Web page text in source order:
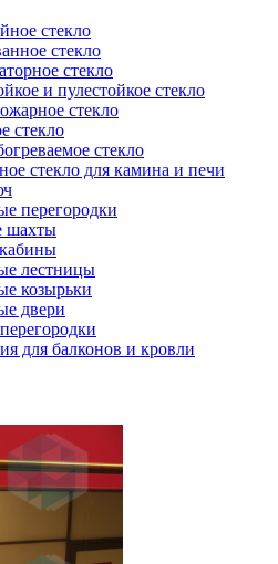
стекло
стекло
стекло
и пулестойкое стекло
стекло
стекло
стекло
стекло для камина и печи
перегородки
шахты
лестницы
козырьки
двери
для балконов и кровли